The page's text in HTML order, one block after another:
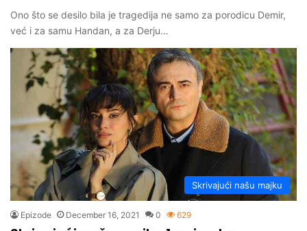
Ono što se desilo bila je tragedija ne samo za porodicu Demir,
već i za samu Handan, a za Derju…
Skrivajući našu majku
Epizode December 16, 2021 0 629